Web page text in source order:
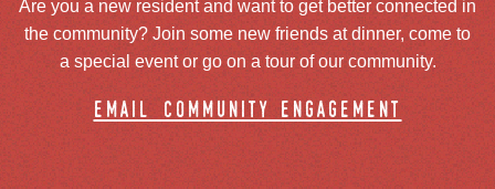
Are you a new resident and want to get better connected in
the community? Join some new friends at dinner, come to
a special event or go on a tour of our community.
email community engagement